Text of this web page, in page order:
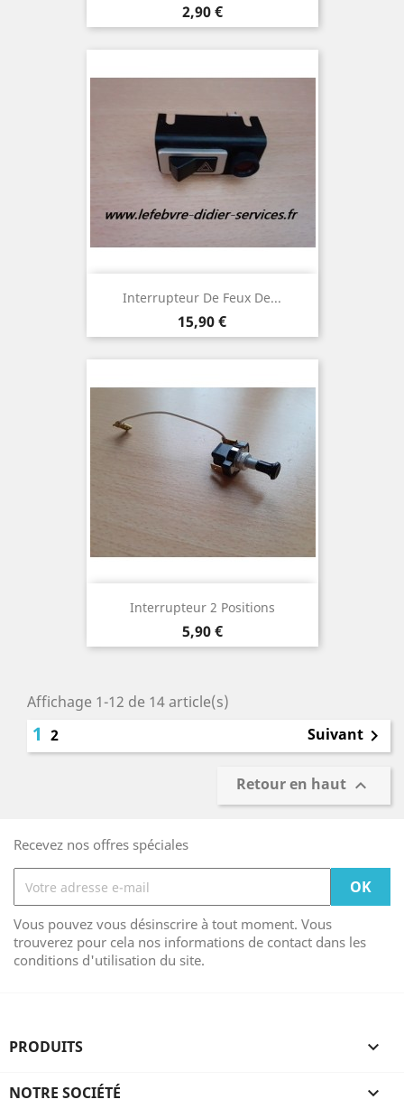
Prix
2,90 €
Interrupteur De Feux De...
Prix
15,90 €
Interrupteur 2 Positions
Prix
5,90 €
Affichage 1-12 de 14 article(s)
1 2 Suivant 
Retour en haut 
Recevez nos offres spéciales
Vous pouvez vous désinscrire à tout moment. Vous
trouverez pour cela nos informations de contact dans les
conditions d'utilisation du site.
PRODUITS 
NOTRE SOCIÉTÉ 